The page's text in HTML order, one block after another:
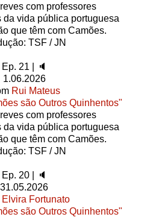
com professores
vida pública portuguesa
que têm com Camões.
TSF / JN
Ep. 21 | 🔈
1.06.2026
Rui Mateus
são Outros Quinhentos"
com professores
vida pública portuguesa
que têm com Camões.
TSF / JN
Ep. 20 | 🔈
31.05.2026
Elvira Fortunato
são Outros Quinhentos"